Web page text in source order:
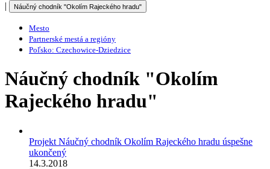
| Náučný chodník "Okolím Rajeckého hradu"
Mesto
Partnerské mestá a regióny
Poľsko: Czechowice-Dziedzice
Náučný chodník "Okolím
Rajeckého hradu"
Projekt Náučný chodník Okolím Rajeckého hradu úspešne
ukončený
14.3.2018